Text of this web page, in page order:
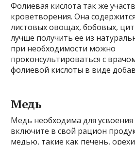
Фолиевая кислота так же
кроветворения. Она
листовых овощах, бобовых,
лучше получить ее из
при необходимости можно
проконсультироваться с
фолиевой кислоты в виде
Медь
Медь необходима для
включите в свой рацион
медью, такие как печень,